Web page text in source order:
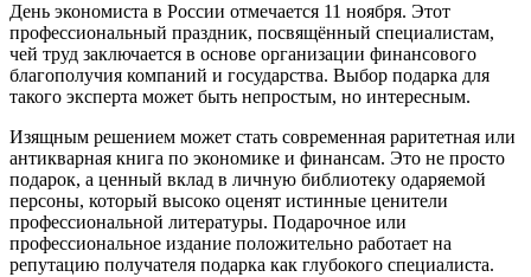
День экономиста в России отмечается 11 ноября. Этот
профессиональный праздник, посвящённый специалистам,
чей труд заключается в основе организации финансового
благополучия компаний и государства. Выбор подарка для
такого эксперта может быть непростым, но интересным.
Изящным решением может стать современная раритетная или
антикварная книга по экономике и финансам. Это не просто
подарок, а ценный вклад в личную библиотеку одаряемой
персоны, который высоко оценят истинные ценители
профессиональной литературы. Подарочное или
профессиональное издание положительно работает на
репутацию получателя подарка как глубокого специалиста.